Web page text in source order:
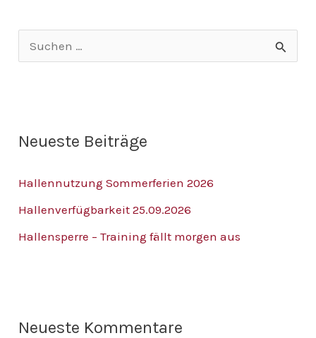
e
a
c
Neueste Beiträge
Hallennutzung Sommerferien 2026
Hallenverfügbarkeit 25.09.2026
Hallensperre – Training fällt morgen aus
Neueste Kommentare